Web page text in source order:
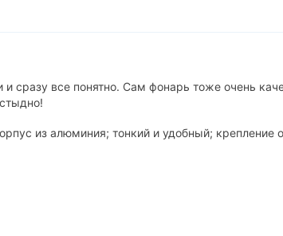
сразу все понятно. Сам фонарь тоже очень
из алюминия; тонкий и удобный; крепление